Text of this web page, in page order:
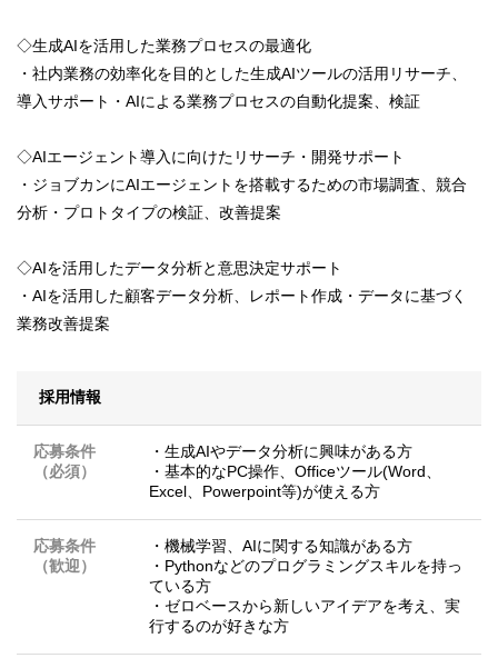
◇生成AIを活用した業務プロセスの最適化
・社内業務の効率化を目的とした生成AIツールの活用リサーチ、
導入サポート・AIによる業務プロセスの自動化提案、検証
◇AIエージェント導入に向けたリサーチ・開発サポート
・ジョブカンにAIエージェントを搭載するための市場調査、競合
分析・プロトタイプの検証、改善提案
◇AIを活用したデータ分析と意思決定サポート
・AIを活用した顧客データ分析、レポート作成・データに基づく
業務改善提案
採用情報
応募条件
（必須）
・生成AIやデータ分析に興味がある方
・基本的なPC操作、Officeツール(Word、
Excel、Powerpoint等)が使える方
応募条件
（歓迎）
・機械学習、AIに関する知識がある方
・Pythonなどのプログラミングスキルを持っ
ている方
・ゼロベースから新しいアイデアを考え、実
行するのが好きな方